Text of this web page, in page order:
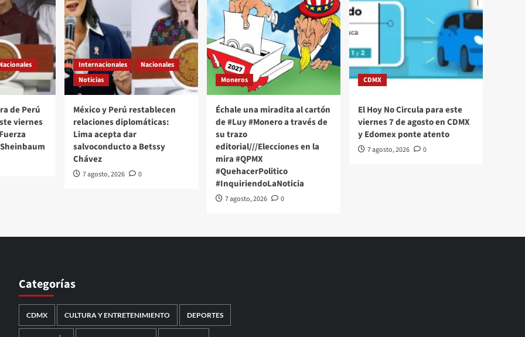
de Perú
viernes
Internacionales
Nacionales
Noticias
México y Perú restablecen
relaciones diplomáticas:
Lima acepta dar
salvoconducto a Betssy
Chávez
7 agosto, 2026 0
Moneros
Échale una miradita al cartón
de #Luy #Monero a través de
su trazo
editorial///Elecciones en la
mira #QPMX
#QuehacerPolitico
#InquiriendoLaNoticia
7 agosto, 2026 0
CDMX
El Hoy No Circula para este
viernes 7 de agosto en CDMX
y Edomex ponte atento
7 agosto, 2026 0
Categorías
CDMX CULTURA Y ENTRETENIMIENTO DEPORTES